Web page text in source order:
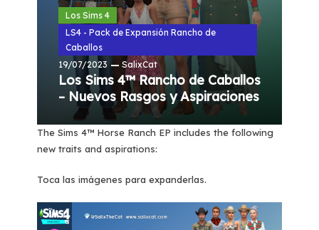
Los Sims 4
LS4 - Pack de Expansión Rancho de
Caballos
19/07/2023
SalixCat
Los Sims 4™ Rancho de Caballos
– Nuevos Rasgos y Aspiraciones
The Sims 4™ Horse Ranch EP includes the following
new traits and aspirations:
Toca las imágenes para expanderlas.